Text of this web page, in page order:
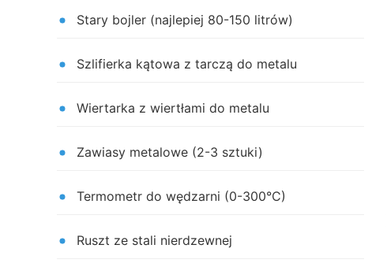
Stary bojler (najlepiej 80-150 litrów)
Szlifierka kątowa z tarczą do metalu
Wiertarka z wiertłami do metalu
Zawiasy metalowe (2-3 sztuki)
Termometr do wędzarni (0-300°C)
Ruszt ze stali nierdzewnej